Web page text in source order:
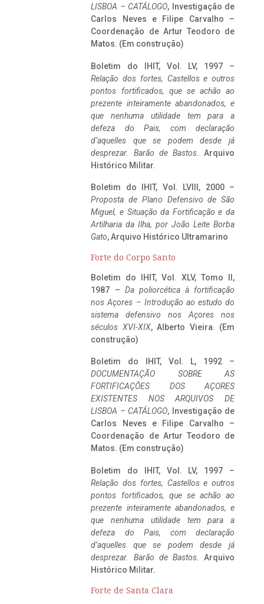
LISBOA – CATÁLOGO, Investigação de
Carlos Neves e Filipe Carvalho –
Coordenação de Artur Teodoro de
Matos. (Em construção)
Boletim do IHIT, Vol. LV, 1997 –
Relação dos fortes, Castellos e outros
pontos fortificados, que se achão ao
prezente inteiramente abandonados, e
que nenhuma utilidade tem para a
defeza do Pais, com declaração
d’aquelles que se podem desde já
desprezar. Barão de Bastos. Arquivo
Histórico Militar.
Boletim do IHIT, Vol. LVIII, 2000 –
Proposta de Plano Defensivo de São
Miguel, e Situação da Fortificação e da
Artilharia da Ilha, por João Leite Borba
Gato, Arquivo Histórico Ultramarino
Forte do Corpo Santo
Boletim do IHIT, Vol. XLV, Tomo II,
1987 – Da poliorcética à fortificação
nos Açores – Introdução ao estudo do
sistema defensivo nos Açores nos
séculos XVI-XIX, Alberto Vieira. (Em
construção)
Boletim do IHIT, Vol. L, 1992 –
DOCUMENTAÇÃO SOBRE AS
FORTIFICAÇÕES DOS AÇORES
EXISTENTES NOS ARQUIVOS DE
LISBOA – CATÁLOGO, Investigação de
Carlos Neves e Filipe Carvalho –
Coordenação de Artur Teodoro de
Matos. (Em construção)
Boletim do IHIT, Vol. LV, 1997 –
Relação dos fortes, Castellos e outros
pontos fortificados, que se achão ao
prezente inteiramente abandonados, e
que nenhuma utilidade tem para a
defeza do Pais, com declaração
d’aquelles que se podem desde já
desprezar. Barão de Bastos. Arquivo
Histórico Militar.
Forte de Santa Clara